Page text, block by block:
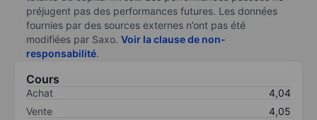
préjugent pas des performances futures. Les données
fournies par des sources externes n’ont pas été
modifiées par Saxo. Voir la clause de non-
responsabilité.
Cours
Achat
4,04
Vente
4,05